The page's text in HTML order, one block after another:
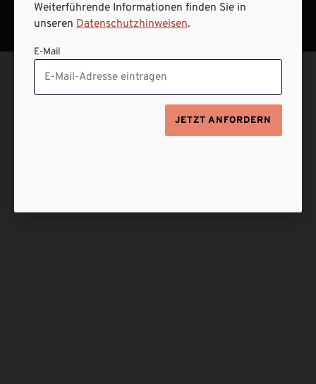
Weiterführende Informationen finden Sie in
unseren Datenschutzhinweisen.
E-Mail
JETZT ANFORDERN